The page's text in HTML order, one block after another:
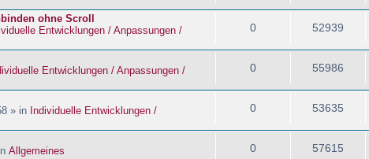
ohne Scroll
Entwicklungen / Anpassungen /
0 52939
Entwicklungen / Anpassungen /
0 55986
» in Individuelle Entwicklungen /
0 53635
Allgemeines 0 57615